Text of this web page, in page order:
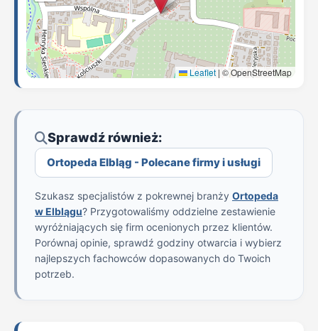
Leaflet | © OpenStreetMap
Sprawdź również:
Ortopeda Elbląg - Polecane firmy i usługi
Szukasz specjalistów z pokrewnej branży Ortopeda
w Elblągu? Przygotowaliśmy oddzielne zestawienie
wyróżniających się firm ocenionych przez klientów.
Porównaj opinie, sprawdź godziny otwarcia i wybierz
najlepszych fachowców dopasowanych do Twoich
potrzeb.